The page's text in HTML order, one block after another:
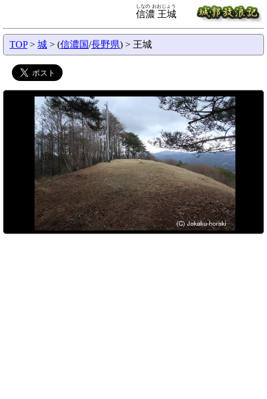
信濃 王城
しなの おおじょう
TOP> 城 > (信濃国/長野県) > 王城